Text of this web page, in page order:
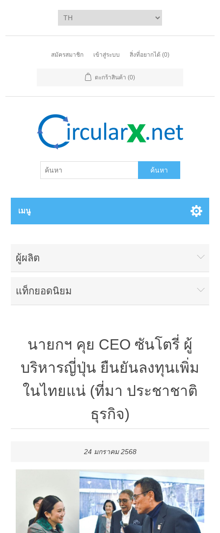
สมัครสมาชิก เข้าสู่ระบบ สิ่งที่อยากได้ (0)
ตะกร้าสินค้า (0)
ค้นหา
เมนู
ผู้ผลิต
แท็กยอดนิยม
นายกฯ คุย CEO ซันโตรี่ ผู้
บริหารญี่ปุ่น ยืนยันลงทุนเพิ่ม
ในไทยแน่ (ที่มา ประชาชาติ
ธุรกิจ)
24 มกราคม 2568